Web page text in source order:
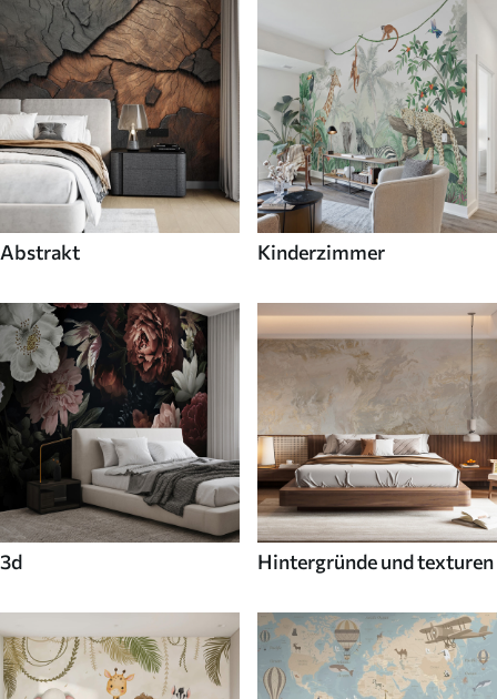
Abstrakt Kinderzimmer
3d Hintergründe und texturen